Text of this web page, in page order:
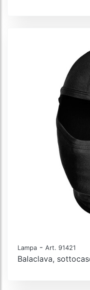
Lampa - Art. 91421
Balaclava,